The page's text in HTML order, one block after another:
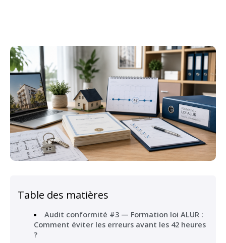
Table des matières
Audit conformité #3 — Formation loi ALUR :
Comment éviter les erreurs avant les 42 heures
?